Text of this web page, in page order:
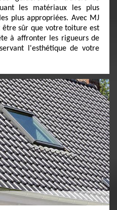
les matériaux les plus
plus appropriées. Avec MJ
être sûr que votre toiture est
à affronter les rigueurs de
l'esthétique de votre